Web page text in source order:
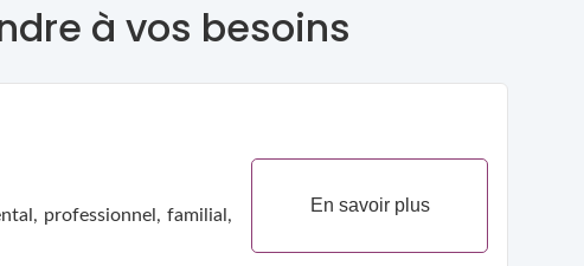
à vos besoins
professionnel, familial,
En savoir plus